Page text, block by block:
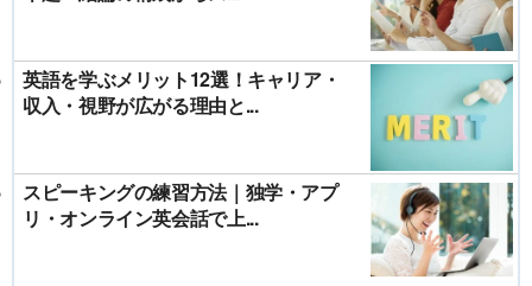
英語を学ぶメリット12選！キャリア・
収入・視野が広がる理由と...
スピーキングの練習方法｜独学・アプ
リ・オンライン英会話で上...